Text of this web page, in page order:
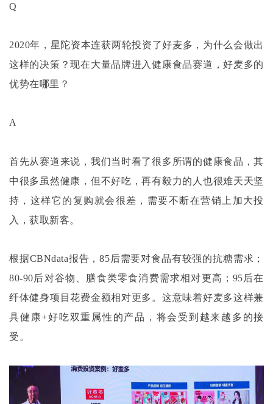
Q
2020年，星陀资本连获两轮投资了好麦多，为什么会做出
这样的决策？现在大量品牌进入健康食品赛道，好麦多的
优势在哪里？
A
首先从赛道来说，我们当时看了很多所谓的健康食品，其
中很多虽然健康，但不好吃，再有毅力的人也很难天天坚
持，这样它的复购就会很差，需要不断在营销上加大投
入，获取新客。
根据CBNdata报告，85后需要对食品有较强的抗糖需求；
80-90后对谷物、膳食类零食消费需求相对更高；95后在
纤体健身项目花费金额相对更多。这意味着好麦多这样兼
具健康+好吃双重属性的产品，将会受到越来越多的接
受。